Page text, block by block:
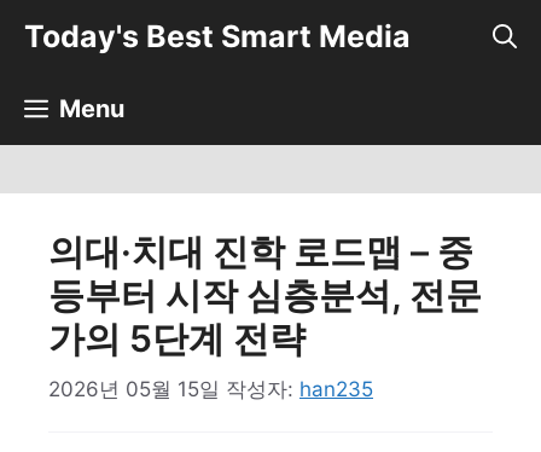
뛰
Today's Best Smart Media
Menu
의대·치대 진학 로드맵 – 중
등부터 시작 심층분석, 전문
가의 5단계 전략
2026년 05월 15일 작성자: han235